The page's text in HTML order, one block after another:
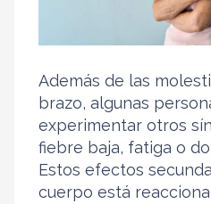
Además de las
brazo, algunas
experimentar otros
fiebre baja, fatiga o
Estos efectos
cuerpo está